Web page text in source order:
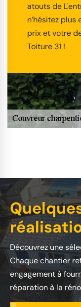
atouts de
n’hésitez
prix et votre
Toiture 31 !
Découvrez une
Chaque chantier
engagement à
réparation à la